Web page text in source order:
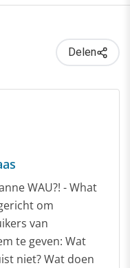
Delen
WAU?! - What
om
van
te geven: Wat
niet? Wat doen